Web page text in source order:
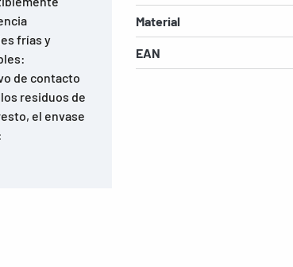
frías y
de contacto
residuos de
el envase
Material
EAN